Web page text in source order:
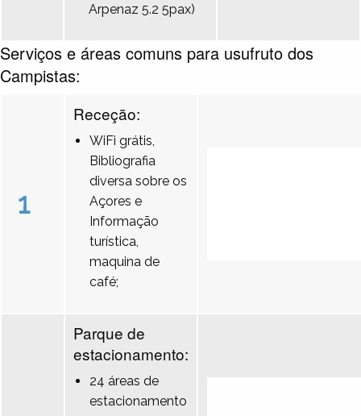
Arpenaz 5.2 5pax)
Serviços e áreas comuns para usufruto dos
Campistas:
1
Receção:
WiFi grátis,
Bibliografia
diversa sobre os
Açores e
Informação
turística,
maquina de
café;
Parque de
estacionamento:
24 áreas de
estacionamento